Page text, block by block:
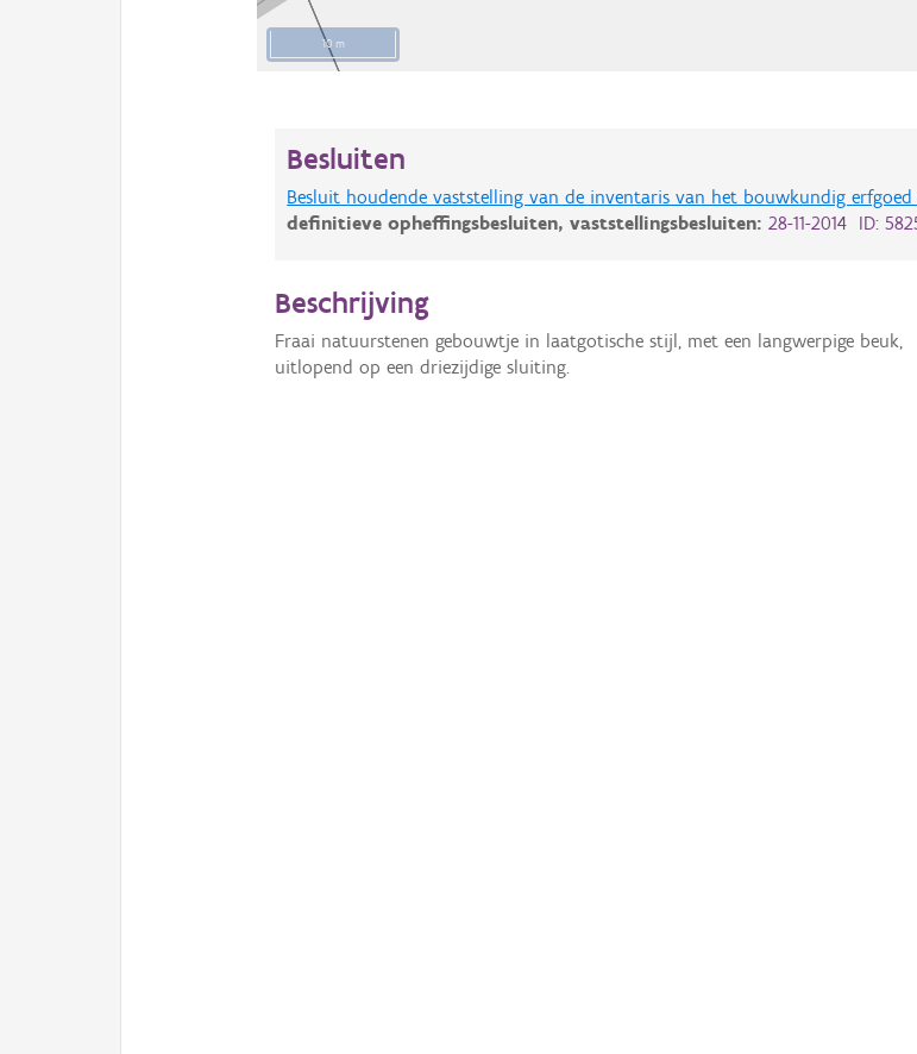
10 m
Besluiten
Besluit houdende vaststelling van de inventaris van het bouwkundig erfgoed
definitieve opheffingsbesluiten,vaststellingsbesluiten:28-11-2014 ID:
Beschrijving
Fraai natuurstenen gebouwtje in laatgotische stijl, met een langwerpige beuk,
uitlopend op een driezijdige sluiting.